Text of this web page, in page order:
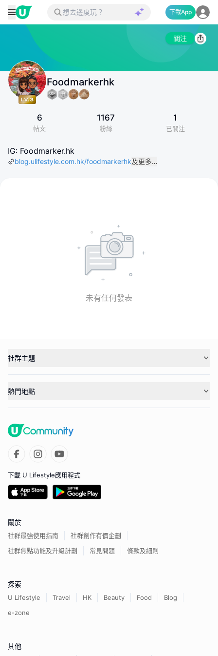
下載App
關注
Foodmarkerhk
6
帖文
1167
粉絲
1
已關注
IG: Foodmarker.hk
blog.ulifestyle.com.hk/foodmarkerhk及更多…
未有任何發表
社群主題
熱門地點
下載 U Lifestyle應用程式
關於
社群最強使用指南
社群創作有價企劃
社群焦點功能及升級計劃
常見問題 條款及細則
探索
U Lifestyle Travel HK Beauty Food
Blog
e-zone
其他